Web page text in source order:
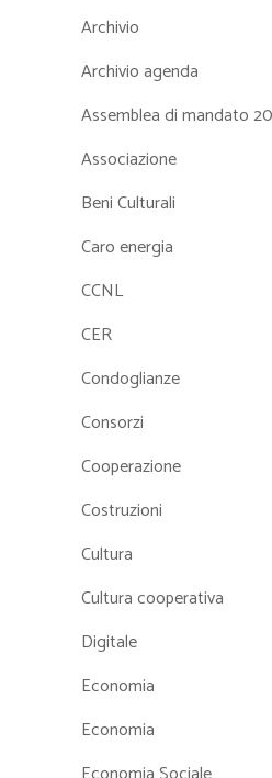
Archivio
Archivio agenda
Assemblea di mandato
Associazione
Beni Culturali
Caro energia
CCNL
CER
Condoglianze
Consorzi
Cooperazione
Costruzioni
Cultura
Cultura cooperativa
Digitale
Economia
Economia